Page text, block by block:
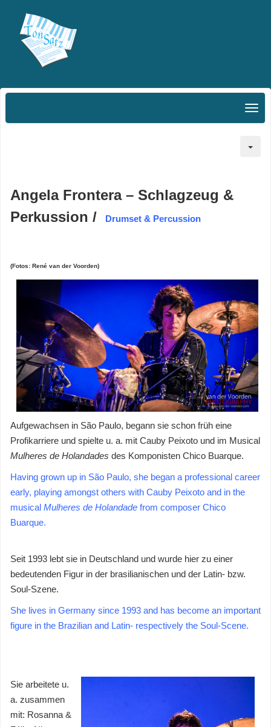
Angela Frontera – Schlagzeug &
Perkussion /
Drumset & Percussion
(Fotos: René van der Voorden)
Aufgewachsen in São Paulo, begann sie schon früh eine
Profikarriere und spielte u. a. mit Cauby Peixoto und im Musical
Mulheres de Holandades des Komponisten Chico Buarque.
Having grown up in São Paulo, she began a professional career
early, playing amongst others with Cauby Peixoto and in the
musical Mulheres de Holandade from composer Chico
Buarque.
Seit 1993 lebt sie in Deutschland und wurde hier zu einer
bedeutenden Figur in der brasilianischen und der Latin- bzw.
Soul-Szene.
She lives in Germany since 1993 and has become an important
figure in the Brazilian and Latin- respectively the Soul-Scene.
Sie arbeitete u.
a. zusammen
mit: Rosanna &